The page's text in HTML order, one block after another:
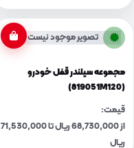
تصویر موجود نیست
مجموعه سیلندر قفل خودرو
(819051M120)
قیمت:
از 68,730,000 ریال تا 71,530,000
ریال